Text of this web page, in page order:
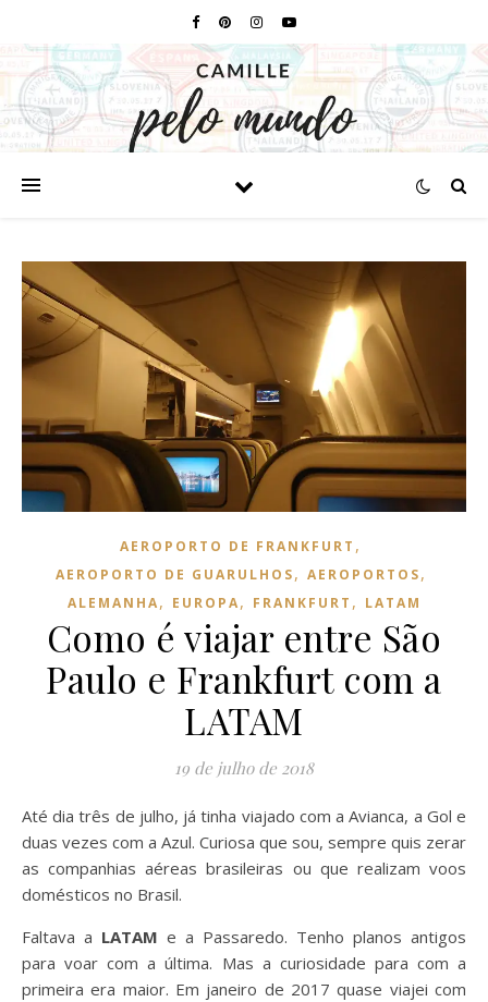
AEROPORTO DE FRANKFURT ,
AEROPORTO DE GUARULHOS, AEROPORTOS,
ALEMANHA, EUROPA, FRANKFURT , LATAM
Como é viajar entre São
Paulo e Frankfurt com a
LATAM
19 de julho de 2018
Até dia três de julho, já tinha viajado com a Avianca, a Gol e
duas vezes com a Azul. Curiosa que sou, sempre quis zerar
as companhias aéreas brasileiras ou que realizam voos
domésticos no Brasil.
Faltava a LATAM e a Passaredo. Tenho planos antigos
para voar com a última. Mas a curiosidade para com a
primeira era maior. Em janeiro de 2017 quase viajei com